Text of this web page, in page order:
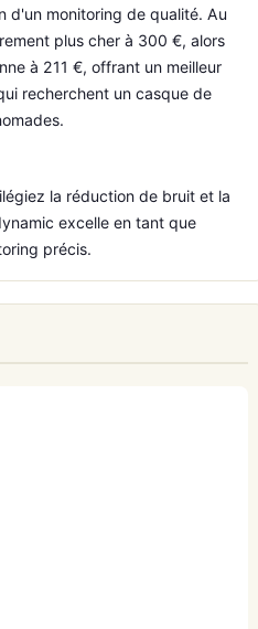
d'un monitoring de qualité. Au
plus cher à 300 €, alors
à 211 €, offrant un meilleur
recherchent un casque de
la réduction de bruit et la
excelle en tant que
précis.